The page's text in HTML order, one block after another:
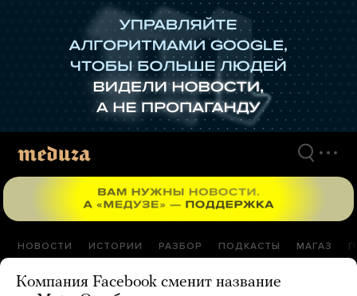
НОВОСТИ ИСТОРИИ РАЗБОР ПОДКАСТЫ МАГАЗ
Компания Facebook сменит название